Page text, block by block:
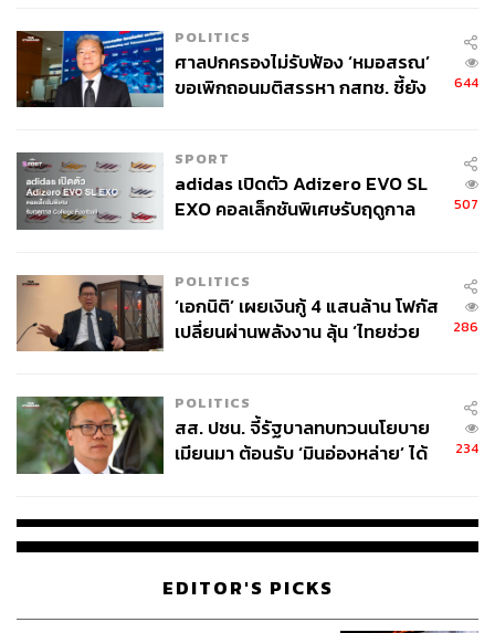
POLITICS
ศาลปกครองไม่รับฟ้อง ‘หมอสรณ’
ขอเพิกถอนมติสรรหา กสทช. ชี้ยัง
644
SPORT
adidas เปิดตัว Adizero EVO SL
EXO คอลเล็กชันพิเศษรับฤดูกาล
507
POLITICS
‘เอกนิติ’ เผยเงินกู้ 4 แสนล้าน โฟกัส
เปลี่ยนผ่านพลังงาน ลุ้น ‘ไทยช่วย
286
POLITICS
สส. ปชน. จี้รัฐบาลทบทวนนโยบาย
เมียนมา ต้อนรับ ‘มินอ่องหล่าย’ ได้
234
EDITOR'S PICKS